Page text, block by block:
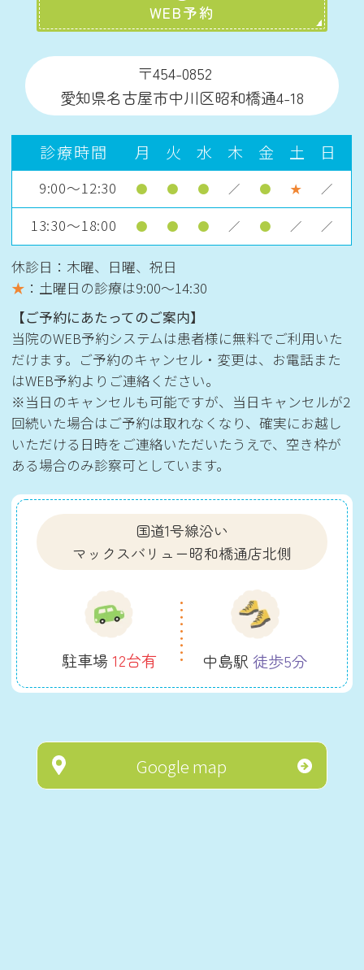
WEB予約
〒454-0852
愛知県名古屋市中川区昭和橋通4-18
診療時間 月 火 水 木 金 土 日
9:00～12:30 ● ● ● ／ ● ★ ／
13:30～18:00 ● ● ● ／ ● ／ ／
休診日：木曜、日曜、祝日
★ ：土曜日の診療は9:00〜14:30
【ご予約にあたってのご案内】
当院のWEB予約システムは患者様に無料でご利用いた
だけます。ご予約のキャンセル・変更は、お電話また
はWEB予約よりご連絡ください。
※当日のキャンセルも可能ですが、当日キャンセルが2
回続いた場合はご予約は取れなくなり、確実にお越し
いただける日時をご連絡いただいたうえで、空き枠が
ある場合のみ診察可としています。
国道1号線沿い
マックスバリュー昭和橋通店北側
駐車場12台有 中島駅徒歩5分
Google map